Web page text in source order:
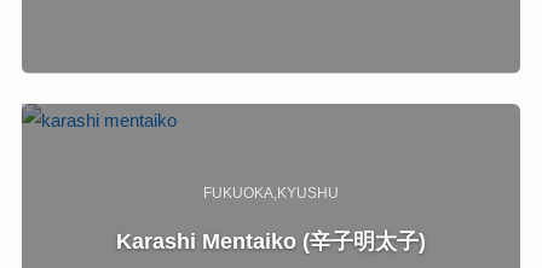
FUKUOKA KYUSHU
Karashi Mentaiko (辛子明太子)